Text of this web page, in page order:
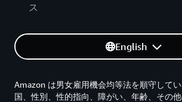
ス
English
Amazon は男女雇用機会均等法を順守して
国、性別、性的指向、障がい、年齢、その